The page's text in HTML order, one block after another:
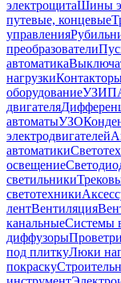
электрощитаШины
путевые, концевые
управления
преобразователи
автоматика
нагрузки
оборудованиеУЗИП
двигателя
автоматыУЗО
электродвигателей
автоматики
освещение
светильники
светотехники
лентВентиляция
канальныеСистемы
диффузоры
под плиткуЛюки
покраску